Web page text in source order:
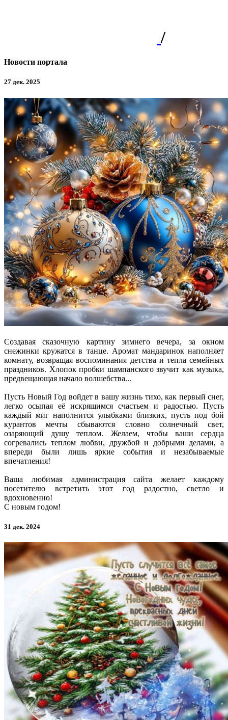
/
Новости портала
27 дек. 2025
Создавая сказочную картину зимнего вечера, за окном
снежинки кружатся в танце. Аромат мандаринок наполняет
комнату, возвращая воспоминания детства и тепла семейных
праздников. Хлопок пробки шампанского звучит как музыка,
предвещающая начало волшебства...
Пусть Новый Год войдет в вашу жизнь тихо, как первый снег,
легко осыпая её искрящимся счастьем и радостью. Пусть
каждый миг наполнится улыбками близких, пусть под бой
курантов мечты сбываются словно солнечный свет,
озаряющий душу теплом. Желаем, чтобы ваши сердца
согревались теплом любви, дружбой и добрыми делами, а
впереди были лишь яркие события и незабываемые
впечатления!
Ваша любимая администрация сайта желает каждому
посетителю встретить этот год радостно, светло и
вдохновенно!
С новым годом!
31 дек. 2024